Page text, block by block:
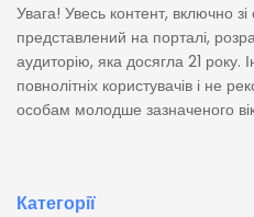
Увага! Увесь контент, включно
представлений на порталі,
аудиторію, яка досягла 21
повнолітніх користувачів і не
особам молодше зазначеного
Категорії